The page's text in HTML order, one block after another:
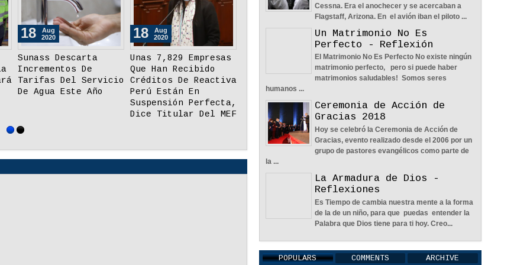
Talento
Que
El INS
A
Covid-19
Más De 220,000
Personas Realizan
Trabajo Remoto De
Manera Formal
03
Sep
2020
Coronavirus: Plan
Fiscalizando Por La
Salud 2020 Reforzará
Prevención En
Comercios
03
Nos Toca Escoger El Camino, Fácil O
Difícil - Reflexión
04
Aprendiendo A Confiar A Pesar De
Las Circunstancias - Reflexión
2022 0
Cessna. Era el anochecer y se acercaban a
Flagstaff, Arizona. En el avión iban el piloto ...
Un Matrimonio No Es
Perfecto - Reflexión
El Matrimonio No Es Perfecto No existe ningún
matrimonio perfecto, pero si puede haber
matrimonios saludables! Somos seres
humanos ...
Ceremonia de Acción de
Gracias 2018
Hoy se celebró la Ceremonia de Acción de
Gracias, evento realizado desde el 2006 por un
grupo de pastores evangélicos como parte de
la ...
La Armadura de Dios -
Reflexiones
Es Tiempo de cambia nuestra mente a la forma
de la de un niño, para que puedas entender la
Palabra que Dios tiene para ti hoy. Creo...
POPULARS COMMENTS ARCHIVE